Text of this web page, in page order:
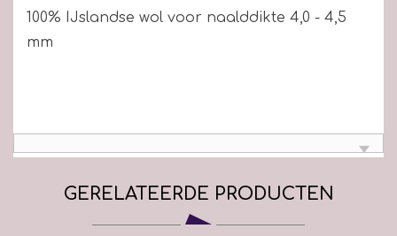
100% IJslandse wol voor naalddikte 4,0 - 4,5
mm
GERELATEERDE PRODUCTEN